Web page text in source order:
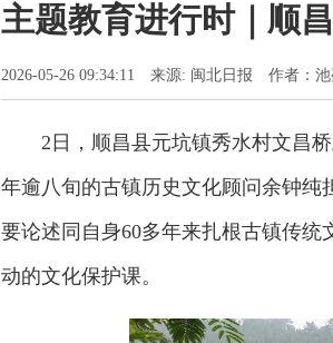
主题教育进行时｜顺
2026-05-26 09:34:11 来源: 闽北日报 作者：池
2日，顺昌县元坑镇秀水村文昌
年逾八旬的古镇历史文化顾问余钟纯
要论述同自身60多年来扎根古镇传
动的文化保护课。